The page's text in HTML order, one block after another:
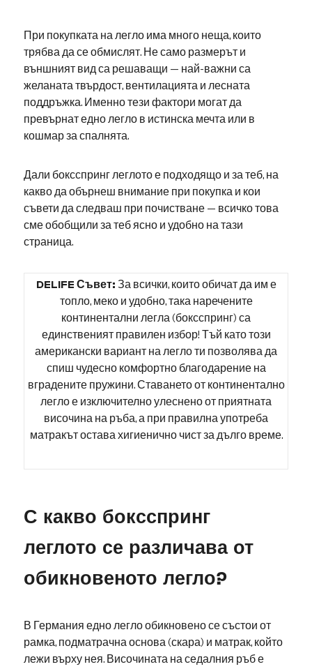
При покупката на легло има много неща, които
трябва да се обмислят. Не само размерът и
външният вид са решаващи — най-важни са
желаната твърдост, вентилацията и лесната
поддръжка. Именно тези фактори могат да
превърнат едно легло в истинска мечта или в
кошмар за спалнята.
Дали боксспринг леглото е подходящо и за теб, на
какво да обърнеш внимание при покупка и кои
съвети да следваш при почистване — всичко това
сме обобщили за теб ясно и удобно на тази
страница.
DELIFE Съвет: За всички, които обичат да им е
топло, меко и удобно, така наречените
континентални легла (боксспринг) са
единственият правилен избор! Тъй като този
американски вариант на легло ти позволява да
спиш чудесно комфортно благодарение на
вградените пружини. Ставането от континентално
легло е изключително улеснено от приятната
височина на ръба, а при правилна употреба
матракът остава хигиенично чист за дълго време.
С какво боксспринг
леглото се различава от
обикновеното легло?
В Германия едно легло обикновено се състои от
рамка, подматрачна основа (скара) и матрак, който
лежи върху нея. Височината на седалния ръб е